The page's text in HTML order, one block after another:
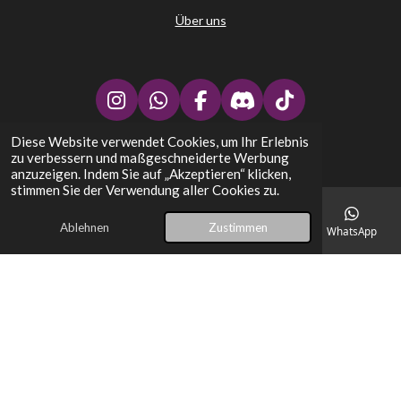
Diese Website verwendet Cookies, um Ihr Erlebnis
zu verbessern und maßgeschneiderte Werbung
anzuzeigen. Indem Sie auf „Akzeptieren“ klicken,
stimmen Sie der Verwendung aller Cookies zu.
Ablehnen Zustimmen
Über uns
I
n
s
t
a
W
h
a
t
s
A
p
F
a
c
e
b
o
k
D
i
s
c
o
r
d
T
i
k
T
o
k
↑
Stephans Kartenplatz - TCG Trading Card Games
E-Mail Telefon Karte Facebook WhatsApp